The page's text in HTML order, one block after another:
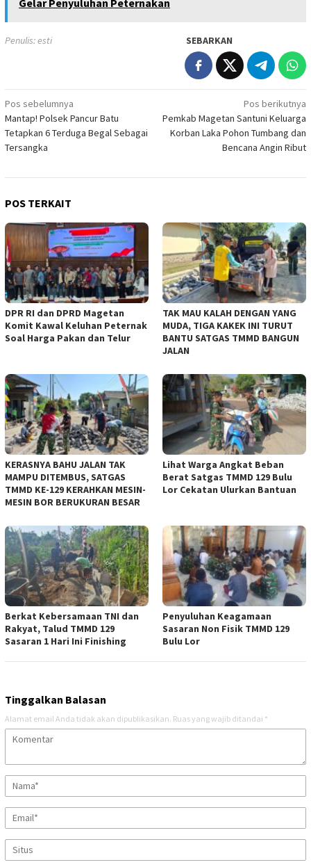
Penulis: esti SEBARKAN
Navigasi
pos
Pos sebelumnya
Mantap! Polsek Pancur Batu
Tetapkan 6 Terduga Begal Sebagai
Tersangka
Pos berikutnya
Pemkab Magetan Santuni Keluarga
Korban Laka Pohon Tumbang dan
Bencana Angin Ribut
POS TERKAIT
DPR RI dan DPRD Magetan
Komit Kawal Keluhan Peternak
Soal Harga Pakan dan Telur
TAK MAU KALAH DENGAN YANG
MUDA, TIGA KAKEK INI TURUT
BANTU SATGAS TMMD BANGUN
JALAN
KERASNYA BAHU JALAN TAK
MAMPU DITEMBUS, SATGAS
TMMD KE-129 KERAHKAN MESIN-
MESIN BOR BERUKURAN BESAR
Lihat Warga Angkat Beban
Berat Satgas TMMD 129 Bulu
Lor Cekatan Ulurkan Bantuan
Berkat Kebersamaan TNI dan
Rakyat, Talud TMMD 129
Sasaran 1 Hari Ini Finishing
Penyuluhan Keagamaan
Sasaran Non Fisik TMMD 129
Bulu Lor
Tinggalkan Balasan
Alamat email Anda tidak akan dipublikasikan. Ruas yang wajib ditandai *